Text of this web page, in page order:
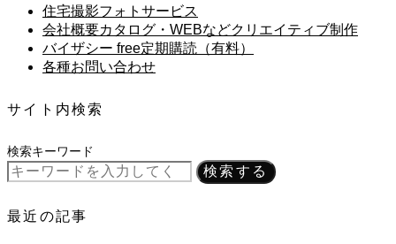
住宅撮影フォトサービス
会社概要カタログ・WEBなどクリエイティブ制作
バイザシー free定期購読（有料）
各種お問い合わせ
サイト内検索
検索キーワード
検索する
最近の記事